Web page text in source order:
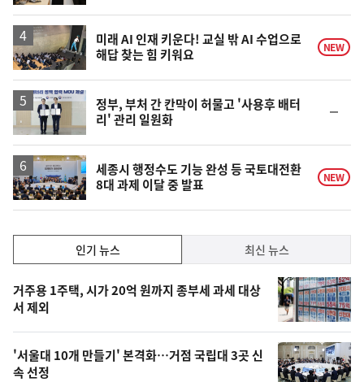
미래 AI 인재 키운다! 교실 밖 AI 수업으로
해답 찾는 힘 키워요
NEW
정부, 부처 간 칸막이 허물고 '사용후 배터
리' 관리 일원화
일
세종시 행정수도 기능 완성 등 국토대전환
8대 과제 이달 중 발표
NEW
기,
최
신,
오
늘
인기 뉴스 최신 뉴스
기
뉴
스
거주용 1주택, 시가 20억 원까지 종부세 과세 대상
서 제외
'서울대 10개 만들기' 본격화…거점 국립대 3곳 신
속 선정